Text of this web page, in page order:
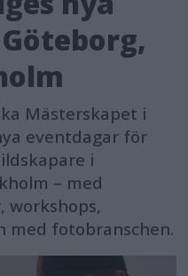
Mästerskapet i
eventdagar för
i
– med
workshops,
med fotobranschen.